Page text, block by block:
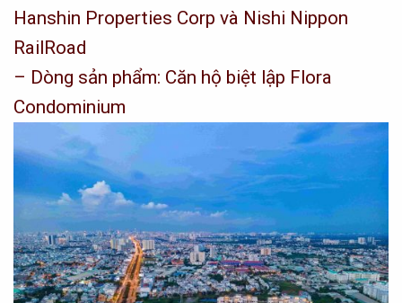
Hanshin Properties Corp và Nishi Nippon
RailRoad
– Dòng sản phẩm: Căn hộ biệt lập Flora
Condominium